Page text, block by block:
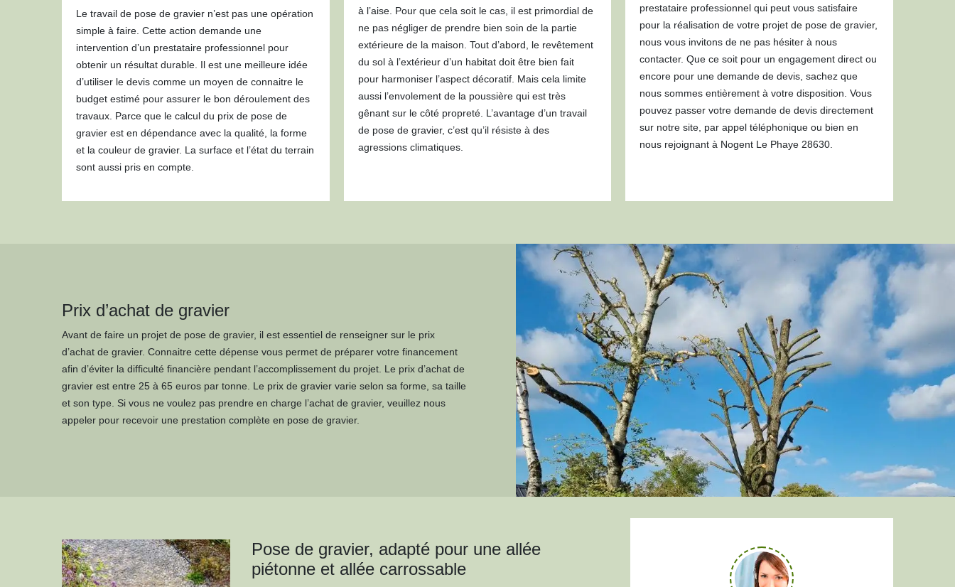
Le travail de pose de gravier n’est pas une opération
simple à faire. Cette action demande une
intervention d’un prestataire professionnel pour
obtenir un résultat durable. Il est une meilleure idée
d’utiliser le devis comme un moyen de connaitre le
budget estimé pour assurer le bon déroulement des
travaux. Parce que le calcul du prix de pose de
gravier est en dépendance avec la qualité, la forme
et la couleur de gravier. La surface et l’état du terrain
sont aussi pris en compte.
à l’aise. Pour que cela soit le cas, il est primordial de
ne pas négliger de prendre bien soin de la partie
extérieure de la maison. Tout d’abord, le revêtement
du sol à l’extérieur d’un habitat doit être bien fait
pour harmoniser l’aspect décoratif. Mais cela limite
aussi l’envolement de la poussière qui est très
gênant sur le côté propreté. L’avantage d’un travail
de pose de gravier, c’est qu’il résiste à des
agressions climatiques.
prestataire professionnel qui peut vous satisfaire
pour la réalisation de votre projet de pose de gravier,
nous vous invitons de ne pas hésiter à nous
contacter. Que ce soit pour un engagement direct ou
encore pour une demande de devis, sachez que
nous sommes entièrement à votre disposition. Vous
pouvez passer votre demande de devis directement
sur notre site, par appel téléphonique ou bien en
nous rejoignant à Nogent Le Phaye 28630.
Prix d’achat de gravier
Avant de faire un projet de pose de gravier, il est essentiel de renseigner sur le prix
d’achat de gravier. Connaitre cette dépense vous permet de préparer votre financement
afin d’éviter la difficulté financière pendant l’accomplissement du projet. Le prix d’achat de
gravier est entre 25 à 65 euros par tonne. Le prix de gravier varie selon sa forme, sa taille
et son type. Si vous ne voulez pas prendre en charge l’achat de gravier, veuillez nous
appeler pour recevoir une prestation complète en pose de gravier.
Pose de gravier, adapté pour une allée
piétonne et allée carrossable